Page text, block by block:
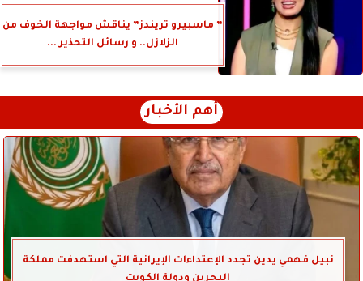
” ماسبيرو تريندز” يناقش مواجهة الخوف من
الزلازل.. و رسائل التحذير ...
أهم الأخبار
نبيل فهمي يدين تجدد الإعتداءات الإيرانية التي استهدفت مملكة
البحرين ودولة الكويت